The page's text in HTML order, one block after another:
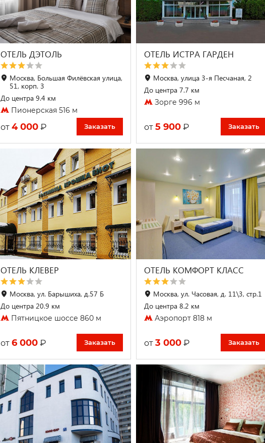
ОТЕЛЬ ДЭТОЛЬ
Москва, Большая Филёвская улица,
51, корп. 3
До центра 9.4 км
Пионерская 516 м
от 4 000 ₽ Заказать
ОТЕЛЬ ИСТРА ГАРДЕН
Москва, улица 3-я Песчаная, 2
До центра 7.7 км
Зорге 996 м
от5 900 ₽ Заказать
ОТЕЛЬ КЛЕВЕР
Москва, ул. Барышиха, д.57 Б
До центра 20.9 км
Пятницкое шоссе 860 м
от 6 000 ₽ Заказать
ОТЕЛЬ КОМФОРТ КЛАСС
Москва, ул. Часовая, д. 11\3, стр.1
До центра 8.2 км
Аэропорт 818 м
от3 000 ₽ Заказать